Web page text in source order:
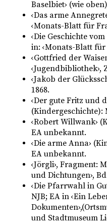
Baselbiet› (wie
‹Das arme
‹Monats-Blatt für
‹Die Geschichte
in: ‹Monats-Blatt für
‹Gottfried der
‹Jugendbibliothek›,
‹Jakob der
1868.
‹Der gute Fritz und
(Kindergeschichte):
‹Robert Willwank›
EA unbekannt.
‹Die arme Anna›
EA unbekannt.
‹Jörgli›, Fragment:
und Dichtungen›,
‹Die Pfarrwahl in
NJB; EA in ‹Ein
und Stadtmuseum